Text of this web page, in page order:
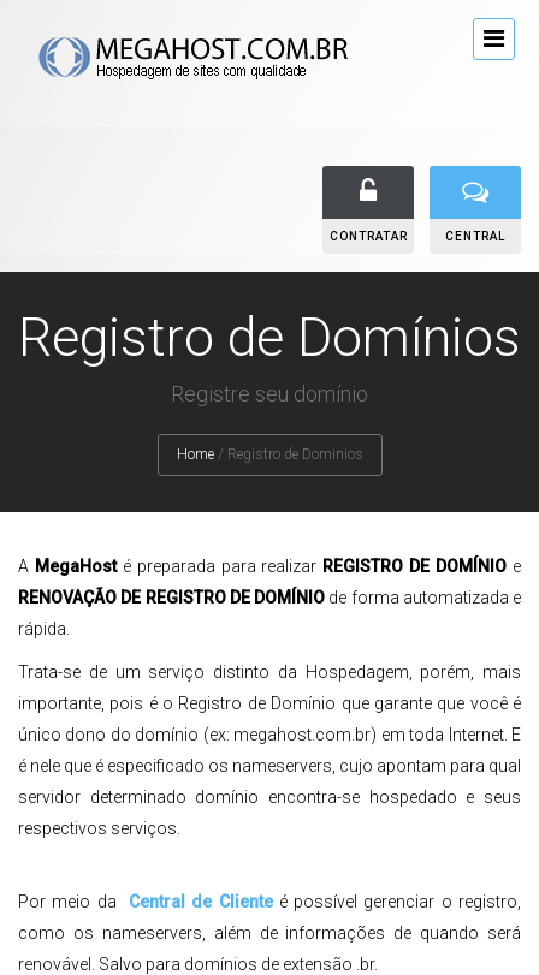
CONTRATAR CENTRAL
Registro de Domínios
Registre seu domínio
Home / Registro de Dominios
A MegaHost é preparada para realizar REGISTRO DE DOMÍNIO e
RENOVAÇÃO DE REGISTRO DE DOMÍNIO de forma automatizada e
rápida.
Trata-se de um serviço distinto da Hospedagem, porém, mais
importante, pois é o Registro de Domínio que garante que você é
único dono do domínio (ex: megahost.com.br) em toda Internet. E
é nele que é especificado os nameservers, cujo apontam para qual
servidor determinado domínio encontra-se hospedado e seus
respectivos serviços.
Por meio da Central de Clienteé possível gerenciar o registro,
como os nameservers, além de informações de quando será
renovável. Salvo para domínios de extensão .br.